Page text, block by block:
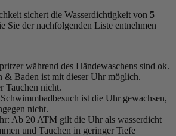
sichert die Wasserdichtigkeit von 5
Sie der nachfolgenden Liste entnehmen
während des Händewaschens sind ok.
& Baden ist mit dieser Uhr möglich.
Tauchen nicht.
ist die Uhr gewachsen,
nicht.
Ab 20 ATM gilt die Uhr als wasserdicht
und Tauchen in geringer Tiefe